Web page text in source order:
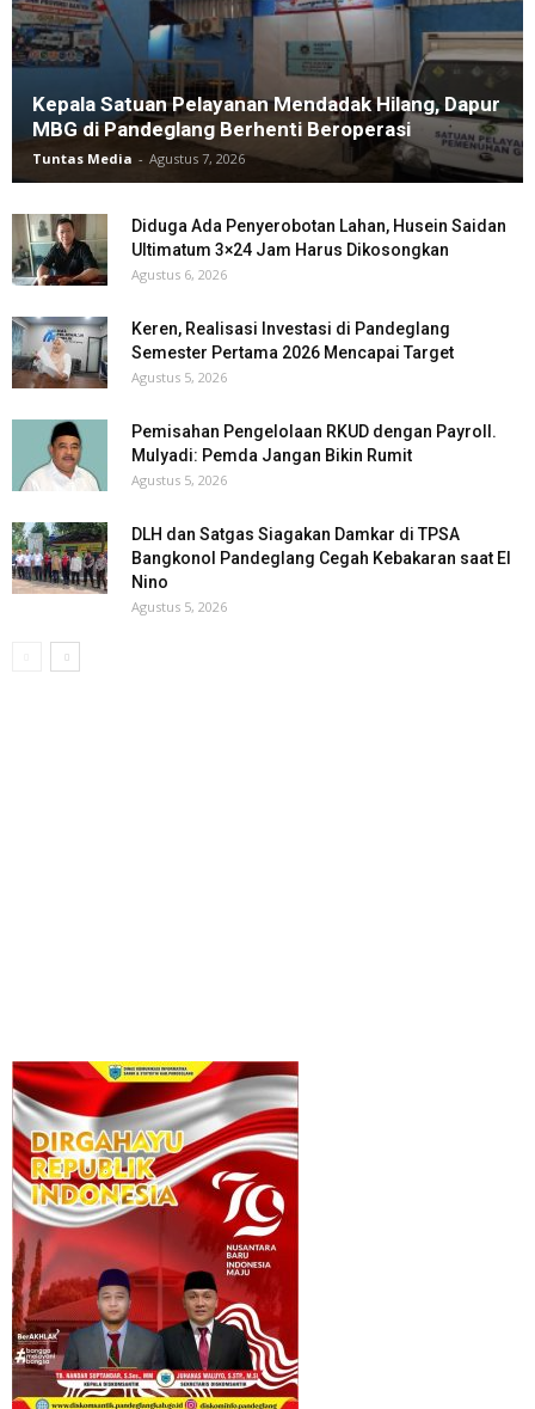
Kepala Satuan Pelayanan Mendadak Hilang, Dapur
MBG di Pandeglang Berhenti Beroperasi
Tuntas Media - Agustus 7, 2026
Diduga Ada Penyerobotan Lahan, Husein Saidan
Ultimatum 3×24 Jam Harus Dikosongkan
Agustus 6, 2026
Keren, Realisasi Investasi di Pandeglang
Semester Pertama 2026 Mencapai Target
Agustus 5, 2026
Pemisahan Pengelolaan RKUD dengan Payroll.
Mulyadi: Pemda Jangan Bikin Rumit
Agustus 5, 2026
DLH dan Satgas Siagakan Damkar di TPSA
Bangkonol Pandeglang Cegah Kebakaran saat El
Nino
Agustus 5, 2026